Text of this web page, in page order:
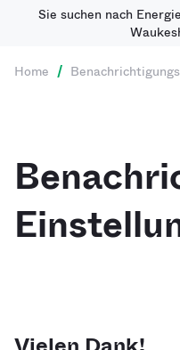
Sie suchen nach
Home /